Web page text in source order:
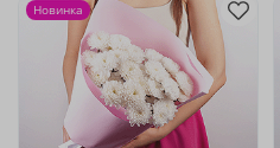
Новинка